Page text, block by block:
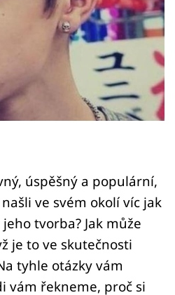
úspěšný a populární,
ve svém okolí víc jak
tvorba? Jak může
je to ve skutečnosti
tyhle otázky vám
vám řekneme, proč si